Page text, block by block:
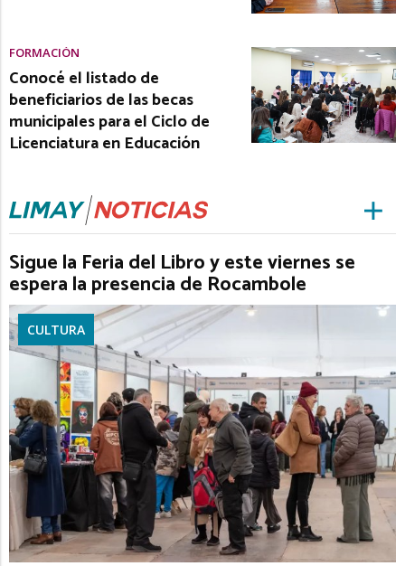
FORMACIÓN
Conocé el listado de
beneficiarios de las becas
municipales para el Ciclo de
Licenciatura en Educación
Sigue la Feria del Libro y este viernes se
espera la presencia de Rocambole
CULTURA